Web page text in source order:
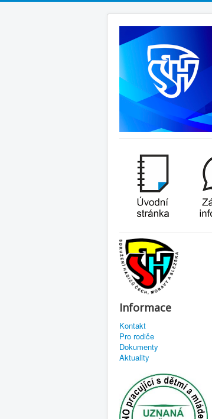
Informace
Kontakt
Pro rodiče
Dokumenty
Aktuality